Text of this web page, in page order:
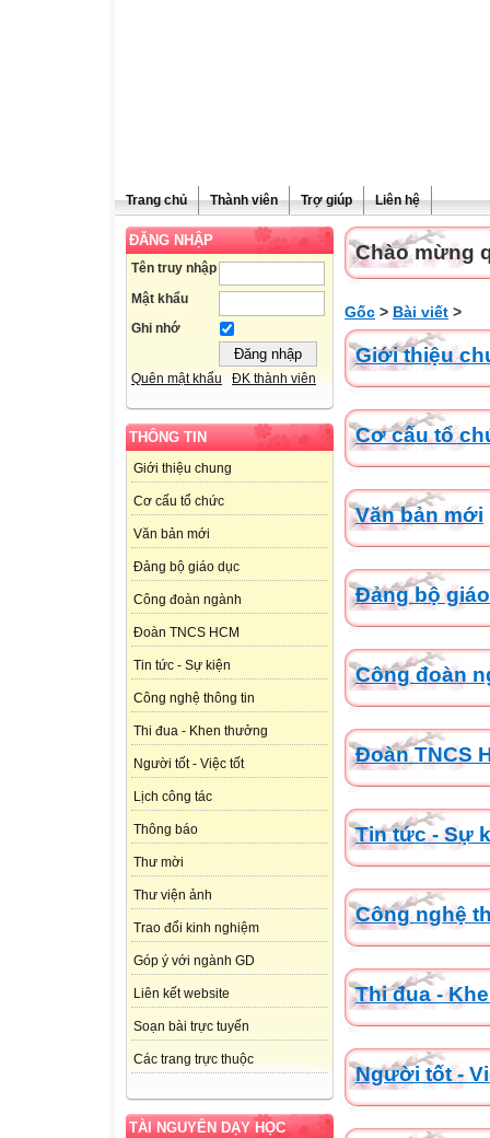
Trang chủ Thành viên Trợ giúp Liên hệ
ĐĂNG NHẬP
Tên truy nhập
Mật khẩu
Ghi nhớ
Quên mật khẩu ĐK thành viên
THÔNG TIN
Giới thiệu chung
Cơ cấu tổ chức
Văn bản mới
Đảng bộ giáo dục
Công đoàn ngành
Đoàn TNCS HCM
Tin tức - Sự kiện
Công nghệ thông tin
Thi đua - Khen thưởng
Người tốt - Việc tốt
Lịch công tác
Thông báo
Thư mời
Thư viện ảnh
Trao đổi kinh nghiệm
Góp ý với ngành GD
Liên kết website
Soạn bài trực tuyến
Các trang trực thuộc
TÀI NGUYÊN DẠY HỌC
Chào mừng
Gốc > Bài viết >
Giới thiệu
Cơ cấu tổ
Văn bản mới
Đảng bộ
Công đoàn
Đoàn TNCS
Tin tức - Sự
Công nghệ
Thi đua -
Người tốt -